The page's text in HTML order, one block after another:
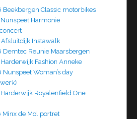
Classic motorbikes
Harmonie
Afsluitdijk Instawalk
Reunie Maarsbergen
Fashion Anneke
Woman’s day
Royalenfield One
Minx de Mol portret